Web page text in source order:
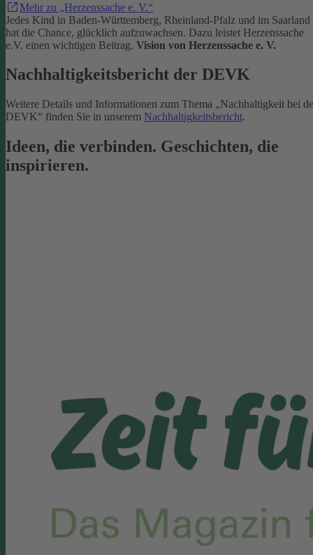
Mehr zu „Herzenssache e. V.“
Jedes Kind in Baden-Württemberg, Rheinland-Pfalz und im Saarland
hat die Chance, glücklich aufzuwachsen. Dazu leistet Herzenssache
e.V. einen wichtigen Beitrag. Vision von Herzenssache e. V.
Nachhaltigkeitsbericht der DEVK
Weitere Details und Informationen zum Thema „Nachhaltigkeit bei
DEVK“ finden Sie in unserem Nachhaltigkeitsbericht.
Ideen, die verbinden. Geschichten, die
inspirieren.